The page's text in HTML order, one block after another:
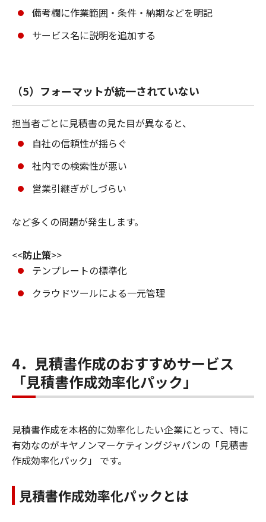
備考欄に作業範囲・条件・納期などを明記
サービス名に説明を追加する
（5）フォーマットが統一されていない
担当者ごとに見積書の見た目が異なると、
自社の信頼性が揺らぐ
社内での検索性が悪い
営業引継ぎがしづらい
など多くの問題が発生します。
<<防止策>>
テンプレートの標準化
クラウドツールによる一元管理
4．見積書作成のおすすめサービス
「見積書作成効率化パック」
見積書作成を本格的に効率化したい企業にとって、特に
有効なのがキヤノンマーケティングジャパンの「見積書
作成効率化パック」 です。
見積書作成効率化パックとは